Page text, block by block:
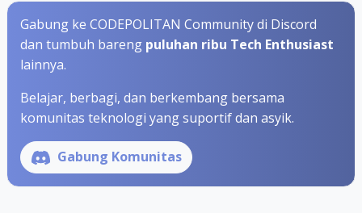
Gabung ke CODEPOLITAN Community di Discord
dan tumbuh bareng puluhan ribu Tech Enthusiast
lainnya.
Belajar, berbagi, dan berkembang bersama
komunitas teknologi yang suportif dan asyik.
Gabung Komunitas